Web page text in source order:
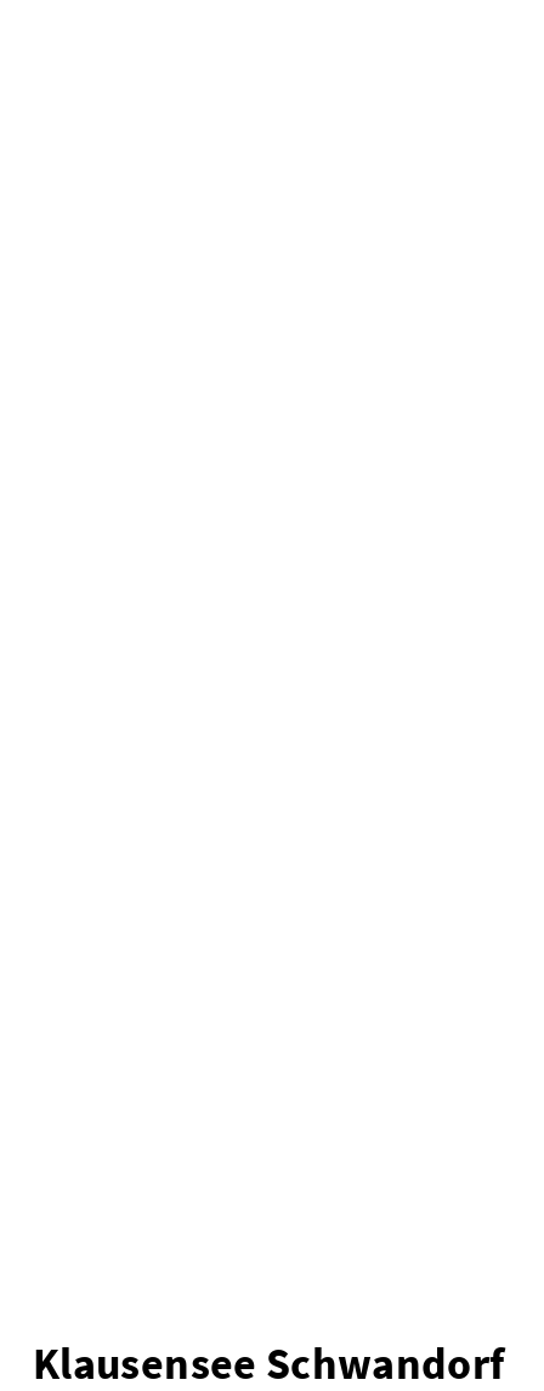
Klausensee Schwandorf